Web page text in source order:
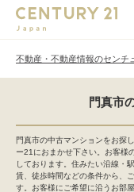
不動産・不動産情報のセンチ
門真市
門真市の中古マンションをお探
ー21におまかせ下さい。お客様
しております。住みたい沿線・
賃、徒歩時間などの条件から、
す。お客様にご希望に沿うお部